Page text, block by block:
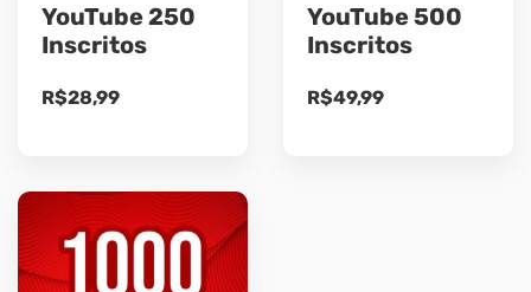
YouTube 250
Inscritos
R$28,99
YouTube 500
Inscritos
R$49,99